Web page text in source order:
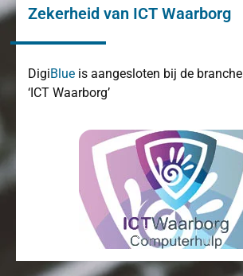
Zekerheid van ICT Waarborg
DigiBlue is aangesloten bij de
‘ICT Waarborg’